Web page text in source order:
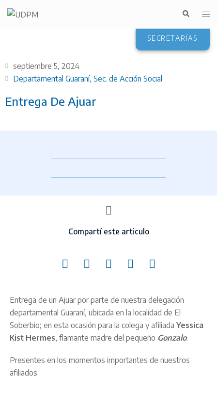
SECRETARÍAS
septiembre 5, 2024
Departamental Guaraní, Sec. de Acción Social
Entrega De Ajuar
Compartí este articulo
Entrega de un Ajuar por parte de nuestra delegación
departamental Guaraní, ubicada en la localidad de El
Soberbio; en esta ocasión para la colega y afiliada Yessica
Kist Hermes, flamante madre del pequeño Gonzalo.
Presentes en los momentos importantes de nuestros
afiliados.